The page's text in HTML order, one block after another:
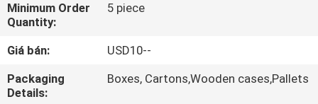
VỀ
Minimum Order
Quantity:
5 piece
Giá bán:
USD10--
Packaging
Details:
Boxes, Cartons,Wooden cases,Pallets